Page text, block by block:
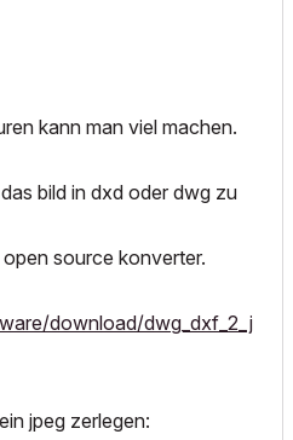
kann man viel machen.
bild in dxd oder dwg zu
source konverter.
download/dwg_dxf_2_j
jpeg zerlegen: